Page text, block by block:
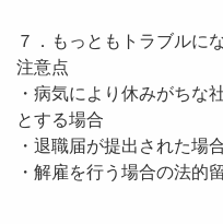
７．もっともトラブルに
注意点
・病気により休みがちな
とする場合
・退職届が提出された場
・解雇を行う場合の法的